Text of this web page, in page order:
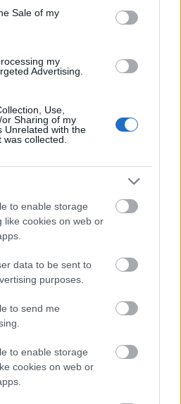
Sale of my
my
Advertising.
Use,
Sharing of my
Unrelated with the
collected.
to enable storage
like cookies on web or
data to be sent to
purposes.
to send me
to enable storage
cookies on web or
museum.co.uk)